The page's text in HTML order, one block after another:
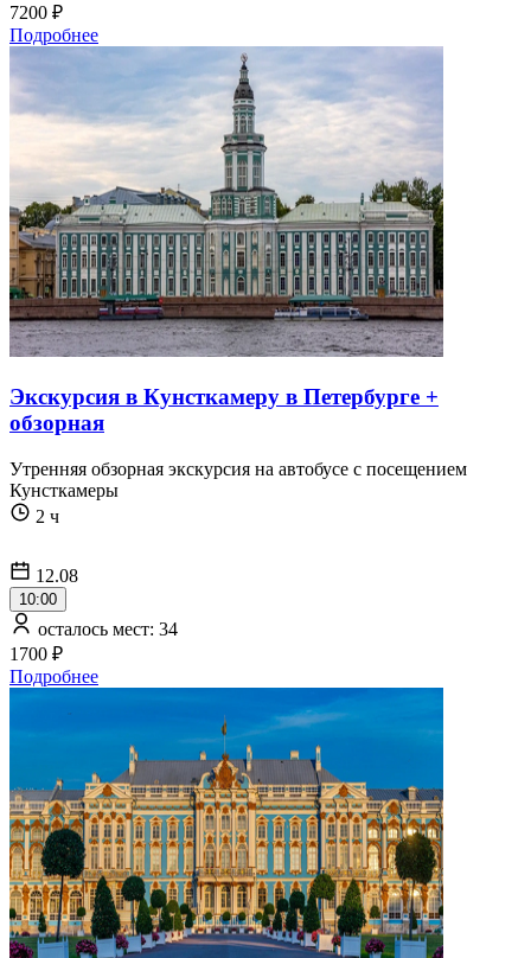
7200 ₽
Подробнее
Экскурсия в Кунсткамеру в Петербурге +
обзорная
Утренняя обзорная экскурсия на автобусе с посещением
Кунсткамеры
2 ч
12.08
10:00
осталось мест: 34
1700 ₽
Подробнее